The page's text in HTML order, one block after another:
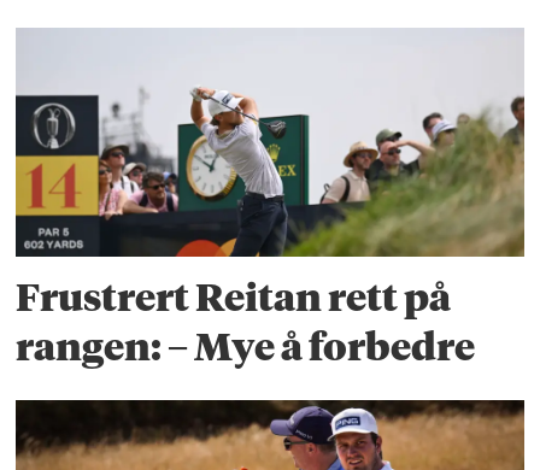
Frustrert Reitan rett på
rangen: – Mye å forbedre